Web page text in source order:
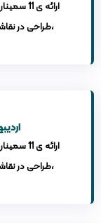
طراحی در نقاشی و معماری، فرهنگ سرای هنر،
12 – 24
طراحی در نقاشی و معماری، فرهنگ سرای هنر،